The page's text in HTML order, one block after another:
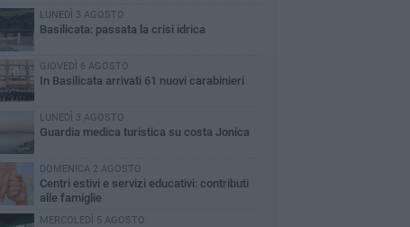
LUNEDÌ 3 AGOSTO
Basilicata: passata la crisi idrica
GIOVEDÌ 6 AGOSTO
In Basilicata arrivati 61 nuovi carabinieri
LUNEDÌ 3 AGOSTO
Guardia medica turistica su costa Jonica
DOMENICA 2 AGOSTO
Centri estivi e servizi educativi: contributi
alle famiglie
MERCOLEDÌ 5 AGOSTO